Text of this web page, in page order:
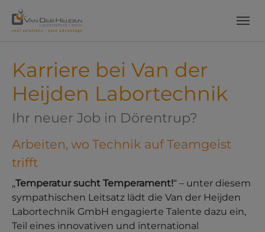
Karriere bei Van der
Heijden Labortechnik
Ihr neuer Job in Dörentrup?
Arbeiten, wo Technik auf Teamgeist
trifft
„Temperatur sucht Temperament!“ – unter diesem
sympathischen Leitsatz lädt die Van der Heijden
Labortechnik GmbH engagierte Talente dazu ein,
Teil eines innovativen und international